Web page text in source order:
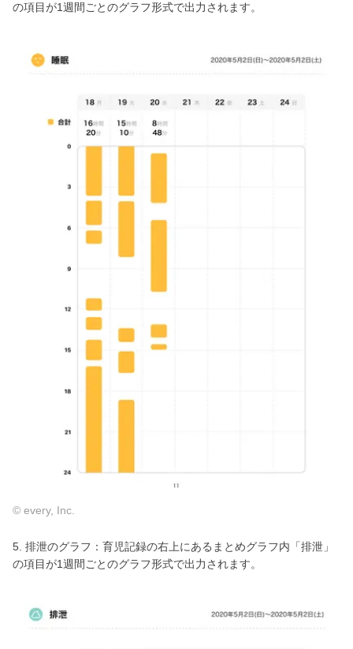
の項目が1週間ごとのグラフ形式で出力されます。
© every, Inc.
5. 排泄のグラフ：育児記録の右上にあるまとめグラフ内「排泄」
の項目が1週間ごとのグラフ形式で出力されます。